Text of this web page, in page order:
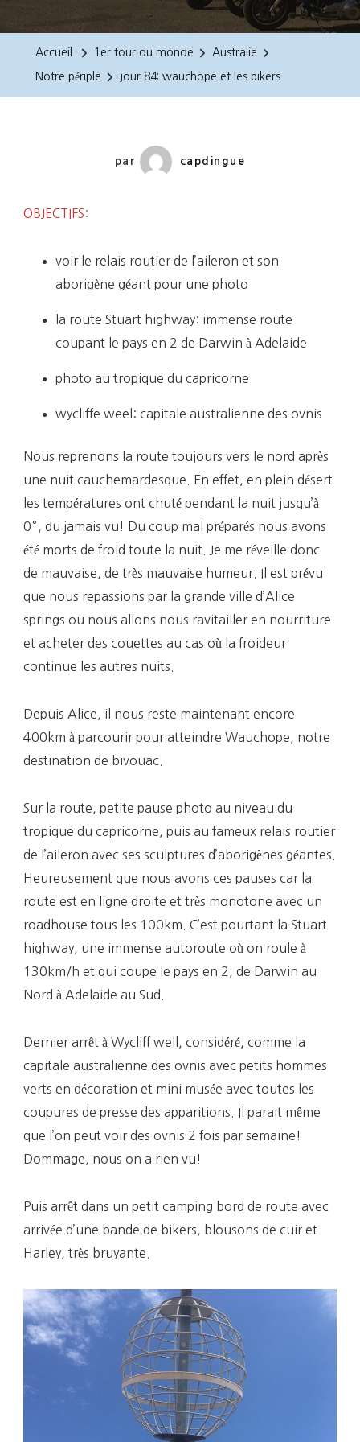
84:
Accueil 1er tour du monde Australie
Notre périple jour 84: wauchope et les bikers
par capdingue
OBJECTIFS:
voir le relais routier de l’aileron et son
aborigène géant pour une photo
la route Stuart highway: immense route
coupant le pays en 2 de Darwin à Adelaide
photo au tropique du capricorne
wycliffe weel: capitale australienne des ovnis
Nous reprenons la route toujours vers le nord après
une nuit cauchemardesque. En effet, en plein désert
les températures ont chuté pendant la nuit jusqu’à
0°, du jamais vu! Du coup mal préparés nous avons
été morts de froid toute la nuit. Je me réveille donc
de mauvaise, de très mauvaise humeur. Il est prévu
que nous repassions par la grande ville d’Alice
springs ou nous allons nous ravitailler en nourriture
et acheter des couettes au cas où la froideur
continue les autres nuits.
Depuis Alice, il nous reste maintenant encore
400km à parcourir pour atteindre Wauchope, notre
destination de bivouac.
Sur la route, petite pause photo au niveau du
tropique du capricorne, puis au fameux relais routier
de l’aileron avec ses sculptures d’aborigènes géantes.
Heureusement que nous avons ces pauses car la
route est en ligne droite et très monotone avec un
roadhouse tous les 100km. C’est pourtant la Stuart
highway, une immense autoroute où on roule à
130km/h et qui coupe le pays en 2, de Darwin au
Nord à Adelaide au Sud.
Dernier arrêt à Wycliff well, considéré, comme la
capitale australienne des ovnis avec petits hommes
verts en décoration et mini musée avec toutes les
coupures de presse des apparitions. Il parait même
que l’on peut voir des ovnis 2 fois par semaine!
Dommage, nous on a rien vu!
Puis arrêt dans un petit camping bord de route avec
arrivée d’une bande de bikers, blousons de cuir et
Harley, très bruyante.